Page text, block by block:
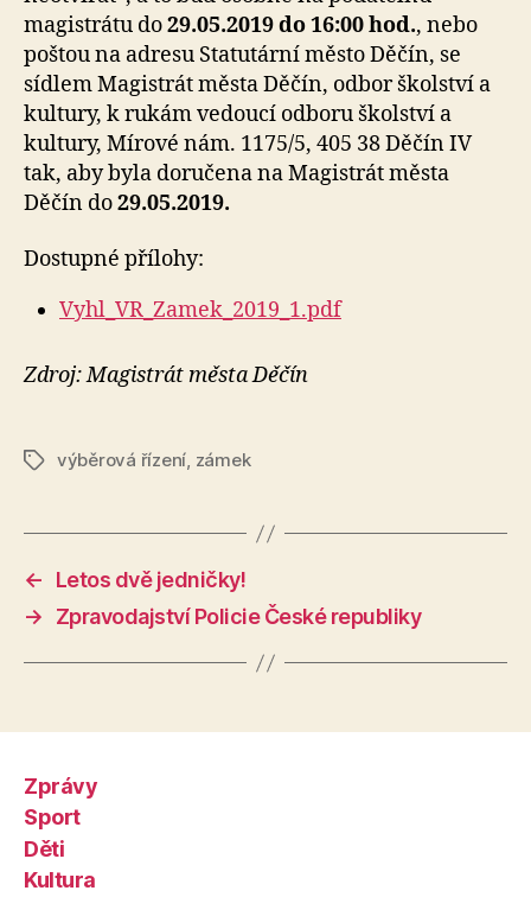
magistrátu do29.05.2019 do 16:00 hod., nebo
poštou na adresu Statutární město Děčín, se
sídlem Magistrát města Děčín, odbor školství a
kultury, k rukám vedoucí odboru školství a
kultury, Mírové nám. 1175/5, 405 38 Děčín IV
tak, aby byla doručena na Magistrát města
Děčín do29.05.2019.
Dostupné přílohy:
Vyhl_VR_Zamek_2019_1.pdf
Zdroj: Magistrát města Děčín
Štítkyvýběrová řízení, zámek
←
Letos dvě jedničky!
→
Zpravodajství Policie České republiky
Zprávy
Sport
Děti
Kultura